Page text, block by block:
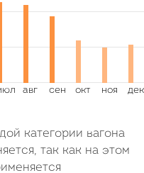
категории вагона
так как на этом